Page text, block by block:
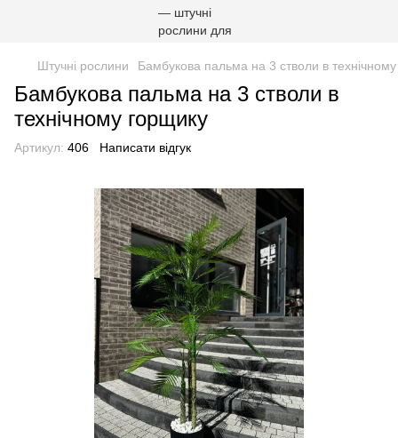
Штучні рослини Бамбукова пальма на 3 стволи в
Бамбукова пальма на 3 стволи в
технічному горщику
Артикул: 406 Написати відгук